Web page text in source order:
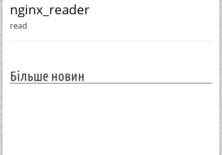
nginx_reader
read
Більше новин